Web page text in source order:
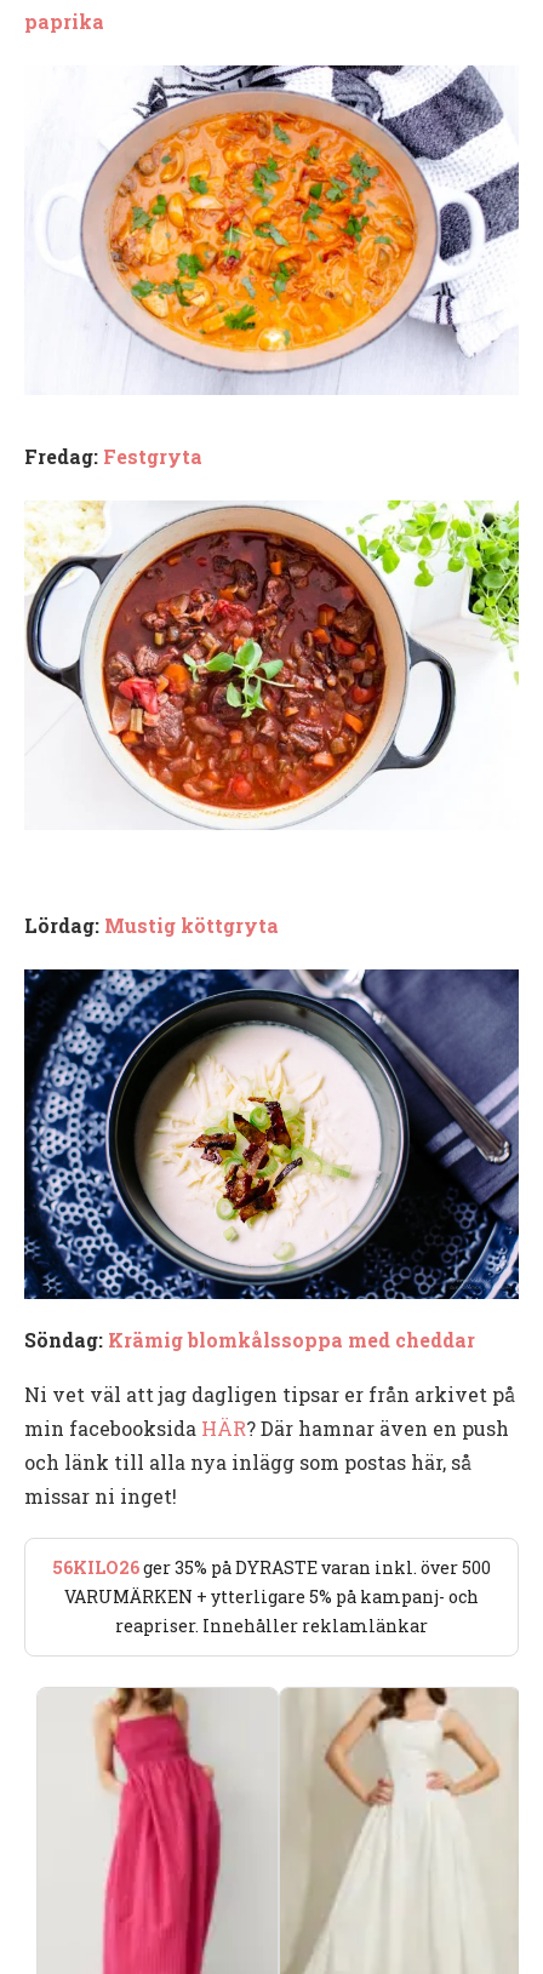
paprika
Fredag: Festgryta
Lördag: Mustig köttgryta
Söndag: Krämig blomkålssoppa med cheddar
Ni vet väl att jag dagligen tipsar er från arkivet på
min facebooksida HÄR? Där hamnar även en push
och länk till alla nya inlägg som postas här, så
missar ni inget!
56KILO26ger 35% på DYRASTE varan inkl. över 500
VARUMÄRKEN + ytterligare 5% på kampanj- och
reapriser. Innehåller reklamlänkar